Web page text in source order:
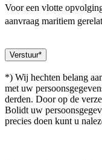
Voor een vlotte
aanvraag maritiem
*) Wij hechten belang
met uw
derden. Door op de
Bolidt uw
precies doen kunt u